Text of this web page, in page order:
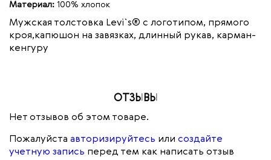
Материал: 100% хлопок
Мужская толстовка Levi`s® с логотипом, прямого
кроя,капюшон на завязках, длинный рукав, карман-
кенгуру
ОТЗЫВЫ
Нет отзывов об этом товаре.
Пожалуйста авторизируйтесь или создайте
учетную запись перед тем как написать отзыв